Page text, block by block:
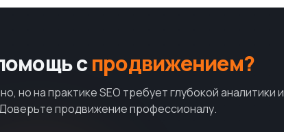
спродвижением?
но на практике SEO требует глубокой аналитики и
продвижение профессионалу.